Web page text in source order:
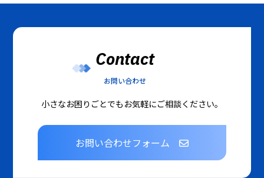
Contact
お問い合わせ
小さなお困りごとでもお気軽にご相談ください。
お問い合わせフォーム